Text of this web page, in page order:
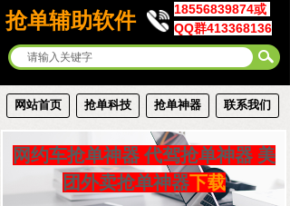
抢单辅助软件
18556839874或
QQ群413368136
网站首页 抢单科技 抢单神器 联系我们
网约车抢单神器 代驾抢单神器 美
团外卖抢单神器下载